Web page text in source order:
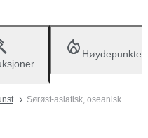
Høydepunkter
Sørøst-asiatisk, oseanisk